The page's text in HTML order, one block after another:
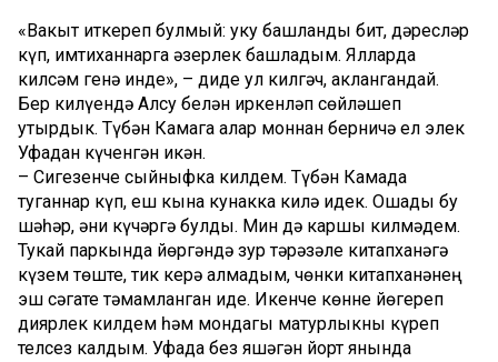
«Вакыт җиткереп булмый: уку башланды бит, дәресләр
күп, имтиханнарга әзерлек башладым. Ялларда
килсәм генә инде», – диде ул килгәч, аклангандай.
Бер килүендә Алсу белән иркенләп сөйләшеп
утырдык. Түбән Камага алар моннан берничә ел элек
Уфадан күченгән икән.
– Сигезенче сыйныфка килдем. Түбән Камада
туганнар күп, еш кына кунакка килә идек. Ошады бу
шәһәр, әни күчәргә булды. Мин дә каршы килмәдем.
Тукай паркында йөргәндә зур тәрәзәле китапханәгә
күзем төште, тик керә алмадым, чөнки китапханәнең
эш сәгате тәмамланган иде. Икенче көнне йөгереп
диярлек килдем һәм мондагы матурлыкны күреп
телсез калдым. Уфада без яшәгән йорт янында